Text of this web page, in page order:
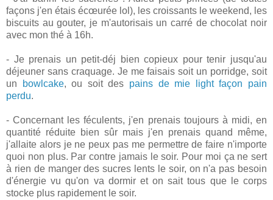
façons j'en étais écœurée lol), les croissants le weekend, les
biscuits au gouter, je m'autorisais un carré de chocolat noir
avec mon thé à 16h.
- Je prenais un petit-déj bien copieux pour tenir jusqu'au
déjeuner sans craquage. Je me faisais soit un porridge, soit
un
bowlcake, ou soit des pains de mie light façon pain
perdu.
- Concernant les féculents, j'en prenais toujours à midi, en
quantité réduite bien sûr mais j'en prenais quand même,
j'allaite alors je ne peux pas me permettre de faire n'importe
quoi non plus. Par contre jamais le soir. Pour moi ça ne sert
à rien de manger des sucres lents le soir, on n'a pas besoin
d'énergie vu qu'on va dormir et on sait tous que le corps
stocke plus rapidement le soir.